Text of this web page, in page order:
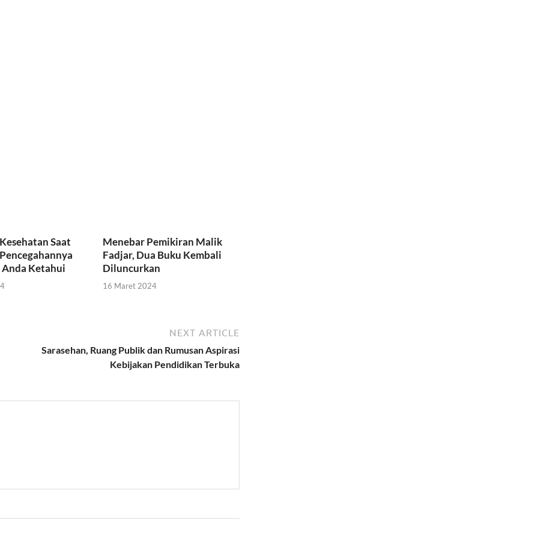
Saat
Ketahui
Menebar Pemikiran Malik
Fadjar, Dua Buku Kembali
Diluncurkan
16 Maret 2024
NEXT ARTICLE
Sarasehan, Ruang Publik dan Rumusan Aspirasi
Kebijakan Pendidikan Terbuka